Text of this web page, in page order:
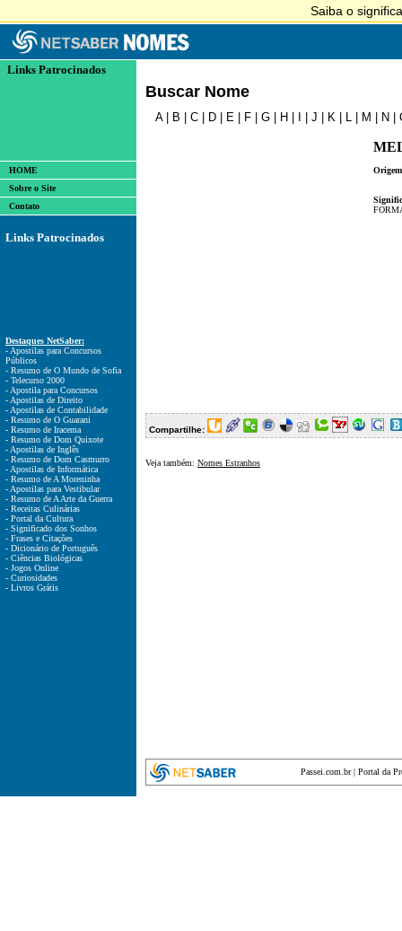
Links Patrocinados
HOME
Sobre o Site
Contato
Links Patrocinados
Destaques NetSaber:
- Apostilas para Concursos
Públicos
- Resumo de O Mundo de Sofia
- Telecurso 2000
- Apostila para Concursos
- Apostilas de Direito
- Apostilas de Contabilidade
- Resumo de O Guarani
- Resumo de Iracema
- Resumo de Dom Quixote
- Apostilas de Inglês
- Resumo de Dom Casmurro
- Apostilas de Informática
- Resumo de A Moreninha
- Apostilas para Vestibular
- Resumo de A Arte da Guerra
- Receitas Culinárias
- Portal da Cultura
- Significado dos Sonhos
- Frases e Citações
- Dicionário de Português
- Ciências Biológicas
- Jogos Online
- Curiosidades
- Livros Grátis
Buscar Nome
A| B C D E F G H J K L M N
Compartilhe:
Veja também: Nomes Estranhos
Passei.com.br| Portal da